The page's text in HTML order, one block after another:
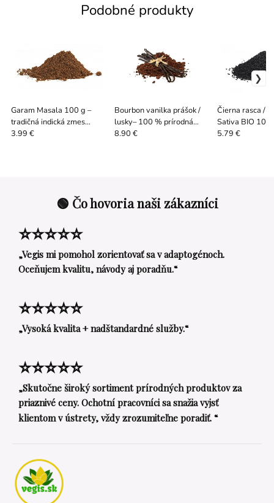
Podobné produkty
Garam Masala 100 g –
tradičná indická zmes
korenia
3.99 €
Bourbon vanilka prášok /
lusky– 100 % prírodná
madagaskarská vanilka
8.90 €
Čierna rasca /
Sativa BIO 100
1000 g
5.79 €
🟢 Čo hovoria naši zákazníci
⭐⭐⭐⭐⭐
„Vegis mi pomohol zorientovať sa v adaptogénoch.
Oceňujem kvalitu, návody aj poradňu.“
⭐⭐⭐⭐⭐
„Vysoká kvalita + nadštandardné služby.“
⭐⭐⭐⭐⭐
„Skutočne široký sortiment prírodných produktov za
priaznivé ceny. Ochotní pracovníci sa snažia vyjsť
klientom v ústrety, vždy zrozumiteľne poradiť. “